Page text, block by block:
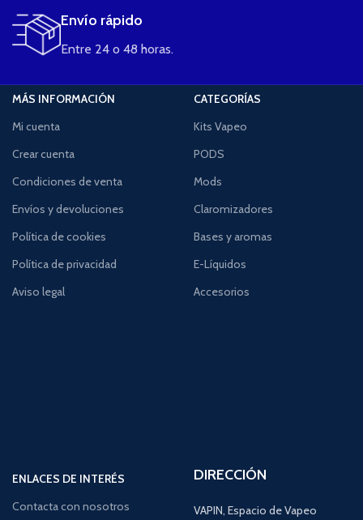
Envío rápido
Entre 24 o 48 horas.
MÁS INFORMACIÓN
Mi cuenta
Crear cuenta
Condiciones de venta
Envíos y devoluciones
Política de cookies
Política de privacidad
Aviso legal
CATEGORÍAS
Kits Vapeo
PODS
Mods
Claromizadores
Bases y aromas
E-Líquidos
Accesorios
ENLACES DE INTERÉS
Contacta con nosotros
DIRECCIÓN
VAPIN, Espacio de Vapeo